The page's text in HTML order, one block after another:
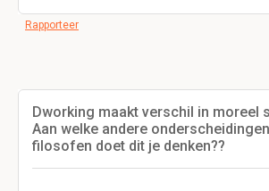
Rapporteer
Dworking maakt verschil in moreel
Aan welke andere
filosofen doet dit je denken??